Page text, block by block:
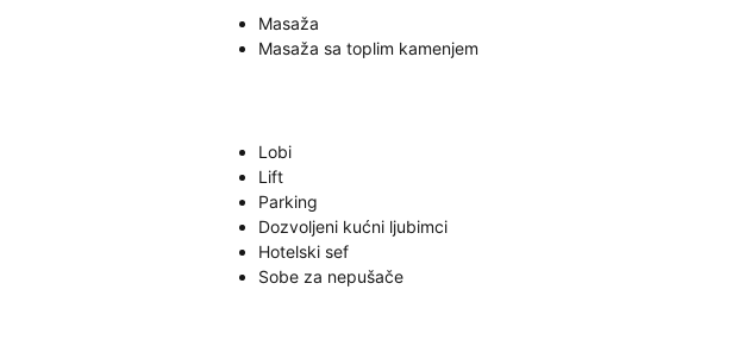
Masaža
Masaža sa toplim kamenjem
Lobi
Lift
Parking
Dozvoljeni kućni ljubimci
Hotelski sef
Sobe za nepušače